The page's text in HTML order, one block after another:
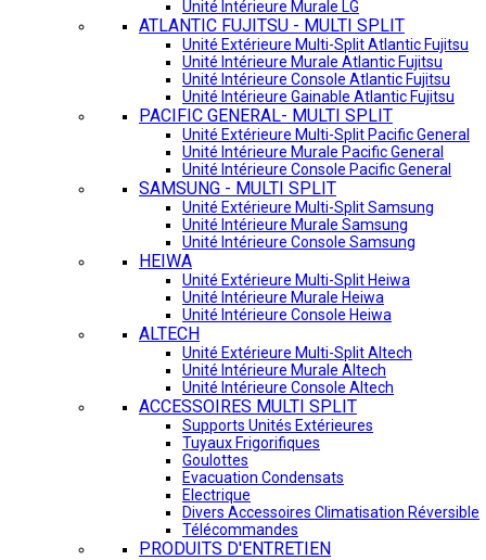
Unité Intérieure Murale LG
ATLANTIC FUJITSU - MULTI SPLIT
Unité Extérieure Multi-Split Atlantic Fujitsu
Unité Intérieure Murale Atlantic Fujitsu
Unité Intérieure Console Atlantic Fujitsu
Unité Intérieure Gainable Atlantic Fujitsu
PACIFIC GENERAL- MULTI SPLIT
Unité Extérieure Multi-Split Pacific General
Unité Intérieure Murale Pacific General
Unité Intérieure Console Pacific General
SAMSUNG - MULTI SPLIT
Unité Extérieure Multi-Split Samsung
Unité Intérieure Murale Samsung
Unité Intérieure Console Samsung
HEIWA
Unité Extérieure Multi-Split Heiwa
Unité Intérieure Murale Heiwa
Unité Intérieure Console Heiwa
ALTECH
Unité Extérieure Multi-Split Altech
Unité Intérieure Murale Altech
Unité Intérieure Console Altech
ACCESSOIRES MULTI SPLIT
Supports Unités Extérieures
Tuyaux Frigorifiques
Goulottes
Evacuation Condensats
Electrique
Divers Accessoires Climatisation Réversible
Télécommandes
PRODUITS D'ENTRETIEN